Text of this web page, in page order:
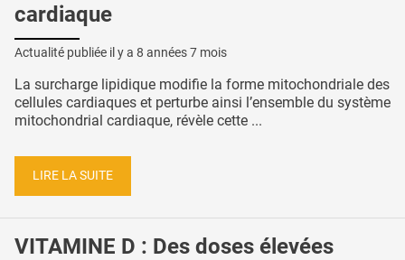
cardiaque
Actualité publiée il y a 8 années 7 mois
La surcharge lipidique modifie la forme mitochondriale des
cellules cardiaques et perturbe ainsi l’ensemble du système
mitochondrial cardiaque, révèle cette ...
LIRE LA SUITE
VITAMINE D : Des doses élevées